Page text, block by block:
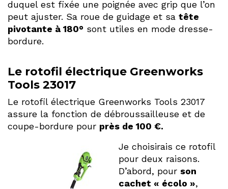
duquel est fixée une poignée avec grip que l’on
peut ajuster. Sa roue de guidage et sa tête
pivotante à 180° sont utiles en mode dresse-
bordure.
Le rotofil électrique Greenworks
Tools 23017
Le rotofil électrique Greenworks Tools 23017
assure la fonction de débroussailleuse et de
coupe-bordure pour près de 100 €.
Je choisirais ce rotofil
pour deux raisons.
D’abord, pour son
cachet « écolo »,